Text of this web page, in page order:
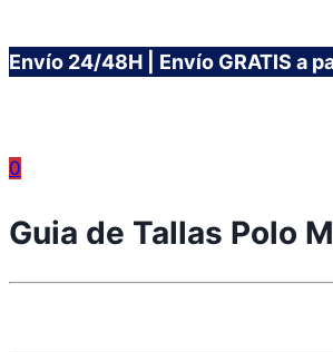
Saltar
Envío 24/48H | Envío GRATIS a
0
Guia de Tallas Polo